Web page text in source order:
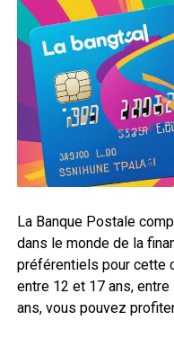
La Banque Postale
dans le monde de la
préférentiels pour cette
entre 12 et 17 ans,
ans, vous pouvez